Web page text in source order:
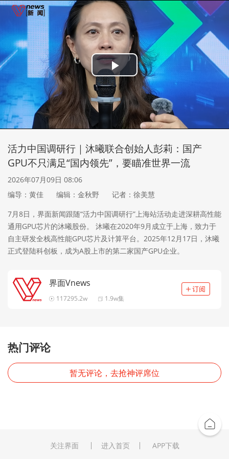
Play
Video
活力中国调研行｜沐曦联合创始人彭莉：国产
GPU不只满足“国内领先”，要瞄准世界一流
2026年07月09日 08:06
编导：黄佳
编辑：金秋野
记者：徐美慧
7月8日，界面新闻跟随“活力中国调研行”上海站活动走进深耕高性能
通用GPU芯片的沐曦股份。 沐曦在2020年9月成立于上海，致力于
自主研发全栈高性能GPU芯片及计算平台。2025年12月17日，沐曦
正式登陆科创板，成为A股上市的第二家国产GPU企业。
界面Vnews
117295.2w 1.9w集
热门评论
暂无评论，去抢神评席位
关注界面 进入首页 APP下载